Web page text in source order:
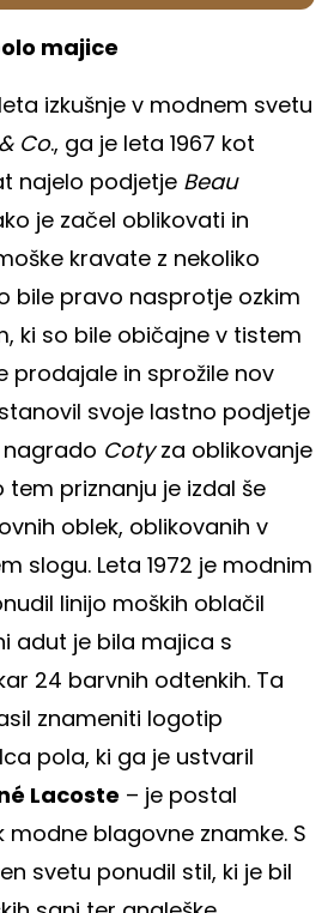
majice
izkušnje v modnem svetu
Co., ga je leta 1967 kot
najelo podjetje Beau
je začel oblikovati in
kravate z nekoliko
bile pravo nasprotje ozkim
ki so bile običajne v tistem
prodajale in sprožile nov
svoje lastno podjetje
nagrado Cotyza oblikovanje
tem priznanju je izdal še
oblek, oblikovanih v
slogu. Leta 1972 je modnim
linijo moških oblačil
adut je bila majica s
24 barvnih odtenkih. Ta
znameniti logotip
pola, ki ga je ustvaril
Lacoste – je postal
modne blagovne znamke. S
svetu ponudil stil, ki je bil